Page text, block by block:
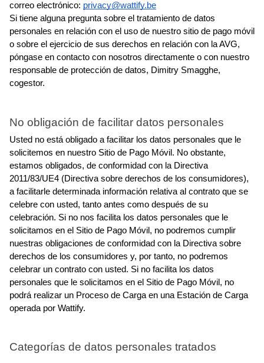
correo electrónico: privacy@wattify.be
Si tiene alguna pregunta sobre el tratamiento de datos
personales en relación con el uso de nuestro sitio de pago móvil
o sobre el ejercicio de sus derechos en relación con la AVG,
póngase en contacto con nosotros directamente o con nuestro
responsable de protección de datos, Dimitry Smagghe,
cogestor.
No obligación de facilitar datos personales
Usted no está obligado a facilitar los datos personales que le
solicitemos en nuestro Sitio de Pago Móvil. No obstante,
estamos obligados, de conformidad con la Directiva
2011/83/UE4 (Directiva sobre derechos de los consumidores),
a facilitarle determinada información relativa al contrato que se
celebre con usted, tanto antes como después de su
celebración. Si no nos facilita los datos personales que le
solicitamos en el Sitio de Pago Móvil, no podremos cumplir
nuestras obligaciones de conformidad con la Directiva sobre
derechos de los consumidores y, por tanto, no podremos
celebrar un contrato con usted. Si no facilita los datos
personales que le solicitamos en el Sitio de Pago Móvil, no
podrá realizar un Proceso de Carga en una Estación de Carga
operada por Wattify.
Categorías de datos personales tratados